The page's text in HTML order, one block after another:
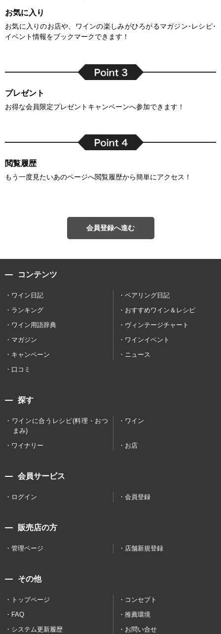
お気に入り
お気に入りのお店や、ワインの楽しみがひろがるマガジン･レシピ･
イベント情報をブックマークできます！
プレゼント
お得な会員限定プレゼントキャンペーンへ参加できます！
閲覧履歴
もう一度見たいあのページへ閲覧履歴から簡単にアクセス！
会員登録へ進む
コンテンツ
ワイン日記
ペアリング日記
ランキング
おすすめワイン＆レシピ
ワイン用語辞典
ヴィンテージチャート
マガジン
ワインイベント
キャンペーン
ニュース
口コミ
探す
ワインに合うレシピ(料理・おつ
まみ)
ワイン
ワイナリー お店
会員サービス
ログイン 会員登録
販売店の方
管理ページ 店舗新規登録
その他
トップページ
コンセプト
FAQ
推薦環境
システム更新履歴
お問い合せ